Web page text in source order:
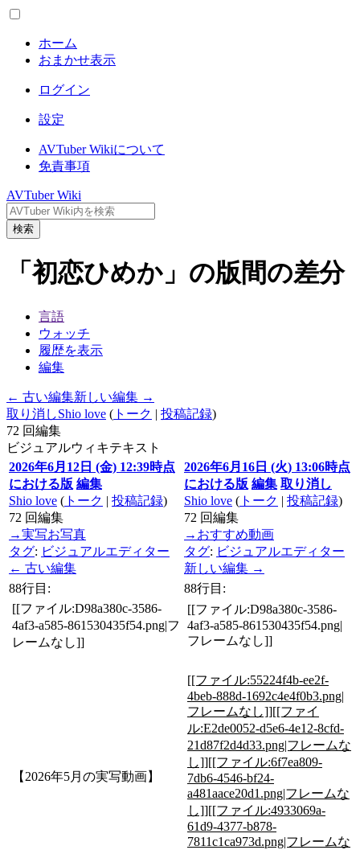
ホーム
おまかせ表示
ログイン
設定
AVTuber Wikiについて
免責事項
AVTuber Wiki
検索
「初恋ひめか」の版間の差分
言語
ウォッチ
履歴を表示
編集
← 古い編集新しい編集 →
取り消しShio love ( トーク | 投稿記録)
72 回編集
ビジュアルウィキテキスト
2026年6月12日 (金) 12:39時点
における版 編集
Shio love ( トーク | 投稿記録)
72 回編集
→実写お写真
タグ: ビジュアルエディター
← 古い編集
2026年6月16日 (火) 13:06時点
における版 編集 取り消し
Shio love ( トーク | 投稿記録)
72 回編集
→ おすすめ動画
タグ: ビジュアルエディター
新しい編集 →
88行目:
88行目:
[[ファイル:D98a380c-3586-
4af3-a585-861530435f54.png|フ
レームなし]]
[[ファイル:D98a380c-3586-
4af3-a585-861530435f54.png|
フレームなし]]
【2026年5月の実写動画】
[[ファイル:55224f4b-ee2f-
4beb-888d-1692c4e4f0b3.png|
フレームなし]][[ファイ
ル:E2de0052-d5e6-4e12-8cfd-
21d87f2d4d33.png|フレームな
し]][[ファイル:6f7ea809-
7db6-4546-bf24-
a481aace20d1.png|フレームな
し]][[ファイル:4933069a-
61d9-4377-b878-
7811c1ca973d.png|フレームな